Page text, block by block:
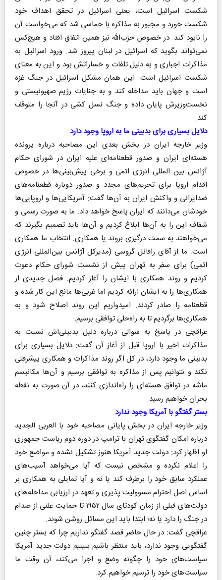
شکست اسرائیل است، یعنی اسرائیل در تحقق اهداف خود
شکست خورد و مجبور به مذاکره با حماسی شد که می‌خواست آن
را نابود کند. در خصوص حزب‌الله نیز همین اتفاق افتاد و هیچ‌کس
نمی‌تواند بگوید که اسرائیل در لبنان پیروز شد. ورود اسرائیل به
مذاکرات اجباری و به دلیل تلفات و خساراتش بود و این به معنای
شکست اسرائیل است. این همان مشکل اسرائیل در جنگ غزه
است و جهان باید مداخله کند و به جنایات رژیم صهیونیستی و
نخست‌وزیرش پایان داده و جنگ نسل‌ کشی در آنجا را متوقف
کند.
دلایل بسیاری برای بدبینی ما به اروپا وجود دارد
وزیر خارجه ایران در بخش بعدی این مصاحبه درباره پرونده
هسته‌ای ایران و صدور قطعنامه‌ای علیه ایران در شورای حکام
آژانس بین المللی انرژی اتمی و برخی پیش‌بینی‌ها در خصوص
اقدام اروپا برای تحریم‌های مجدد و صدور دوباره قطعنامه‌های
ضدایرانی و واکنش ایران به آن‌ها گفت: آمریکایی‌ها و اروپایی‌ها
خودشان می‌دانند که ایران پاسخ خواهد داد. ما به صورت رسمی و
شفاف این را به آن‌ها ابلاغ کردیم و آن‌ها باید تصمیم بگیرند که
می‌خواهند به سمت درگیری بروند یا همکاری. انتخاب ما همکاری
است. ما از آقای رافائل گروسی (مدیرکل آژانس بین‌المللی انرژی
اتمی) برای سفر به تهران پیش از نشست شورای حکام دعوت
کردیم و روند همکاری با ایشان را آغاز کردیم. فصل جدیدی از
همکاری‌ها را به ایشان ارائه کردیم اما غربی‌ها مانع این کار شده و
قطعنامه را صادر کردند. امیدواریم این روند اصلاح شود و به
همکاری‌ها برگردیم تا به راه‌حلی توافقی برسیم.
عراقچی در پاسخ به سوالی درباره دلیل بدبینی‌اش نسبت به
مذاکرات اخیر با اروپا قبل از آغاز آن گفت: دلایل بسیاری برای
بدبینی ما وجود دارد، در کل اگر روند مذاکرات و همکاری پیشرفتی
نکند و نتوانیم پس از مذاکره به توافقی برسیم و آن‌ها مکانیسم
ماشه در توافق هسته‌ای را راه‌اندازی کنند، در آن صورت به نقطه
بحران خواهیم رسید.
بستر گفتگو با آمریکا وجود ندارد
وزیر خارجه ایران در بخش پایانی مصاحبه خود با العربی الجدید
درباره امکان گفتگوی تهران با ترامپ در دوره دوم ریاست جمهوری
او اظهار کرد: دولت جدید آمریکا هنوز تشکیل نشده و مواضع خود
را اعلام نکرده و مشخص نیست که آیا می‌خواهد آسیب‌های
عملکرد سابق خود را برطرف کند یا نه و آیا تمایلی به همکاری بر
اساس اصل احترام مسوولیت پذیری و تعهد در ارزیابی مداخله‌های
دولت‌های قبلی از زمان کودتای سال ۱۹۵۲ تا حمایت علنی از صدام
در جنگ را دارد یا نه؛ ابتدا باید این مسائل روشن شوند.
عراقچی گفت: در حال حاضر قصد گفتگو نداریم چرا که بستر چنین
گفتگویی وجود ندارد، باید منتظر باشیم ببینیم دولت جدید آمریکا
سیاست‌های خود را چگونه وضع و اجرا می‌کند، آن وقت ما
سیاست‌های خود را ترسیم خواهیم کرد.